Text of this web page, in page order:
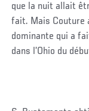
que la nuit allait
fait. Mais Couture
dominante qui a
dans l’Ohio du